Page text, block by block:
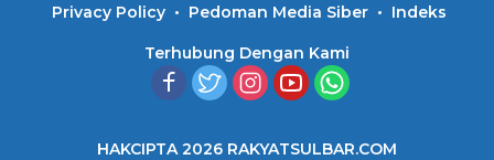
Privacy Policy
Pedoman Media Siber Indeks
Terhubung Dengan Kami
HAKCIPTA 2026 RAKYATSULBAR.COM